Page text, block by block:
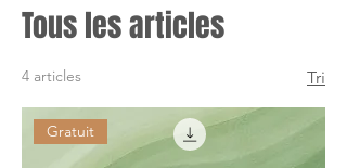
Tous les articles
4 articles Tri
Gratuit